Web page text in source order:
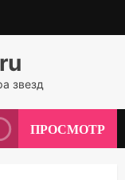
звезд
ПРОСМОТР